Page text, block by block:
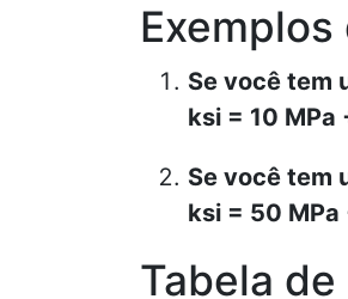
Se você tem
ksi = 10
Se você tem
ksi = 50
Tabela